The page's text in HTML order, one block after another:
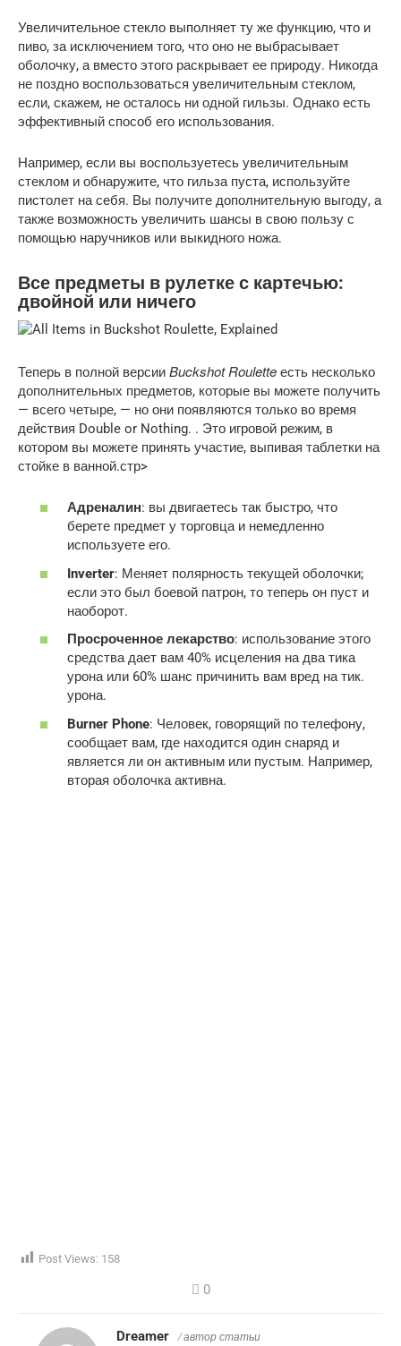
Увеличительное стекло выполняет ту же функцию, что и
пиво, за исключением того, что оно не выбрасывает
оболочку, а вместо этого раскрывает ее природу. Никогда
не поздно воспользоваться увеличительным стеклом,
если, скажем, не осталось ни одной гильзы. Однако есть
эффективный способ его использования.
Например, если вы воспользуетесь увеличительным
стеклом и обнаружите, что гильза пуста, используйте
пистолет на себя. Вы получите дополнительную выгоду, а
также возможность увеличить шансы в свою пользу с
помощью наручников или выкидного ножа.
Все предметы в рулетке с картечью:
двойной или ничего
Теперь в полной версии Buckshot Roulette есть несколько
дополнительных предметов, которые вы можете получить
— всего четыре, — но они появляются только во время
действия Double or Nothing. . Это игровой режим, в
котором вы можете принять участие, выпивая таблетки на
стойке в ванной.стр>
Адреналин: вы двигаетесь так быстро, что
берете предмет у торговца и немедленно
используете его.
Inverter: Меняет полярность текущей оболочки;
если это был боевой патрон, то теперь он пуст и
наоборот.
Просроченное лекарство: использование этого
средства дает вам 40% исцеления на два тика
урона или 60% шанс причинить вам вред на тик.
урона.
Burner Phone: Человек, говорящий по телефону,
сообщает вам, где находится один снаряд и
является ли он активным или пустым. Например,
вторая оболочка активна.
Post Views: 158
0
Dreamer / автор статьи